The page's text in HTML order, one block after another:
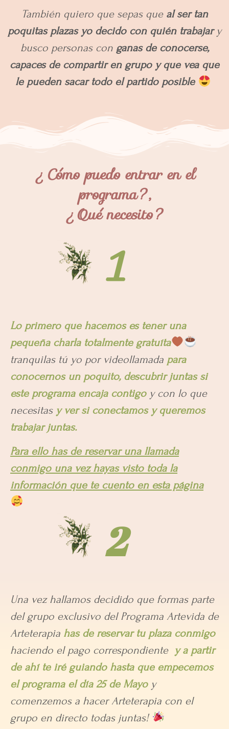
También quiero que sepas que al ser tan
poquitas plazas yo decido con quién trabajary
busco personas con ganas de conocerse,
capaces de compartir en grupo y que vea que
le pueden sacar todo el partido posible
¿Cómo puedo entrar en el
programa?,
¿Qué necesito?
1
Lo primero que hacemos es tener una
pequeña charla totalmente gratuíta
tranquilas tú yo por videollamada para
conocernos un poquito, descubrir juntas si
este programa encaja contigoy con lo que
necesitas y ver si conectamos y queremos
trabajar juntas.
Para ello has de reservar una llamada
conmigo una vez hayas visto toda la
información que te cuento en esta página
2
Una vez hallamos decidido que formas parte
del grupo exclusivo del Programa Artevida de
Arteterapia has de reservar tu plaza conmigo
haciendo el pago correspondiente y a partir
de ahí te iré guiando hasta que empecemos
el programa el día 25 de Mayo y
comenzemos a hacer Arteterapia con el
grupo en directo todas juntas!